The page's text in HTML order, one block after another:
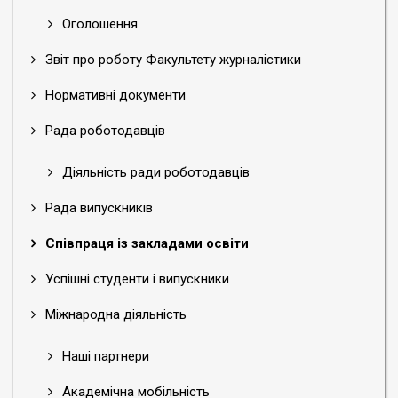
Оголошення
Звіт про роботу Факультету журналістики
Нормативні документи
Рада роботодавців
Діяльність ради роботодавців
Рада випускників
Співпраця із закладами освіти
Успішні студенти і випускники
Міжнародна діяльність
Наші партнери
Академічна мобільність